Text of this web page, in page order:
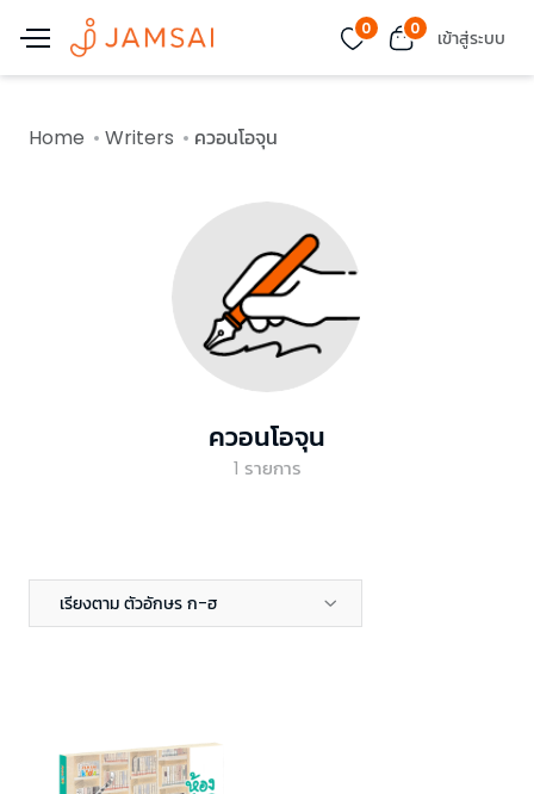
0 0 เข้าสู่ระบบ
Home Writers ควอนโอจุน
ควอนโอจุน
1 รายการ
เรียงตาม ตัวอักษร ก-ฮ